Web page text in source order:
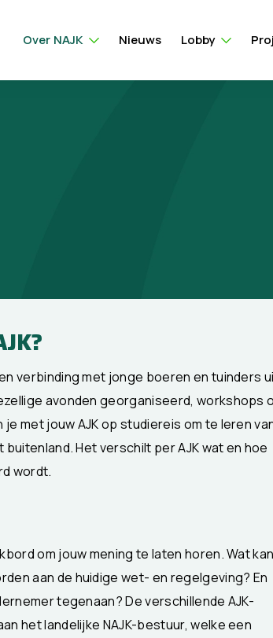
Over NAJK Nieuws Lobby
verbinding met jonge boeren en tuinders
avonden georganiseerd, workshops
met jouw AJK op studiereis om te leren
Het verschilt per AJK wat en hoe
wordt.
om jouw mening te laten horen. Wat
aan de huidige wet- en regelgeving? En
tegenaan? De verschillende AJK-
het landelijke NAJK-bestuur, welke een